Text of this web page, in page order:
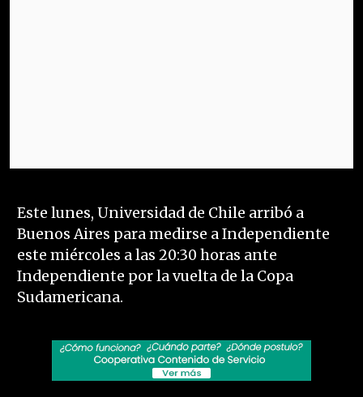
Este lunes, Universidad de Chile arribó a
Buenos Aires para medirse a Independiente
este miércoles a las 20:30 horas ante
Independiente por la vuelta de la Copa
Sudamericana.